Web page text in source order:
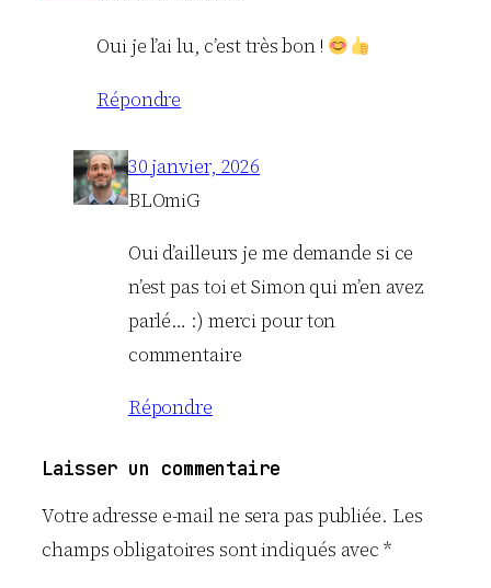
Oui je l’ai lu, c’est très bon !
Répondre
30 janvier, 2026
BLOmiG
Oui d’ailleurs je me demande si ce
n’est pas toi et Simon qui m’en avez
parlé… :) merci pour ton
commentaire
Répondre
Laisser un commentaire
Votre adresse e-mail ne sera pas publiée. Les
champs obligatoires sont indiqués avec*